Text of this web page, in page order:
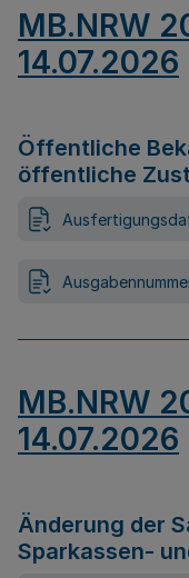
MB.NRW
14.07.2026
Öffentliche
öffentliche
MB.NRW
14.07.2026
Änderung der
Sparkassen-